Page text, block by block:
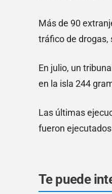
Más de 90
tráfico de drogas,
En julio, un
en la isla 244
Las últimas
fueron
Te puede